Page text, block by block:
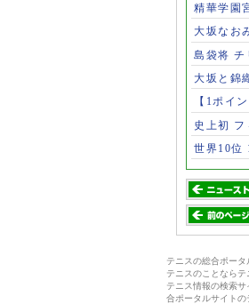
精華学園
大坂なお
島袋将 チ
大坂と錦
【1ポイ
史上初
世界10位
テニスの総合ポータ
テニスのことなら
テニス情報の検索
合ポータルサイトの